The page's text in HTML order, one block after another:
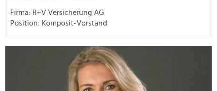
Firma: R+V Versicherung AG
Position: Komposit-Vorstand